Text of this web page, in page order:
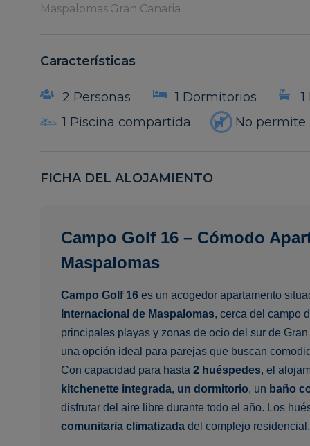
Maspalomas.Gran Canaria
Características
2 Personas 1 Dormitorios
1 Piscina compartida No permite
FICHA DEL ALOJAMIENTO
Campo Golf 16 – Cómodo
Maspalomas
Campo Golf 16es un acogedor apartamento
Internacional de Maspalomas, cerca del campo
principales playas y zonas de ocio del sur de
una opción ideal para parejas que buscan
Con capacidad para hasta 2 huéspedes, el
kitchenette integrada, un dormitorio, un baño
disfrutar del aire libre durante todo el año. Los
comunitaria climatizadadel complejo residencial.